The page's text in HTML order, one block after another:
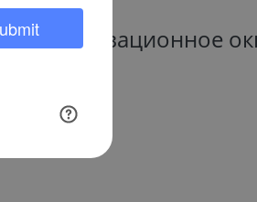
Инновационное